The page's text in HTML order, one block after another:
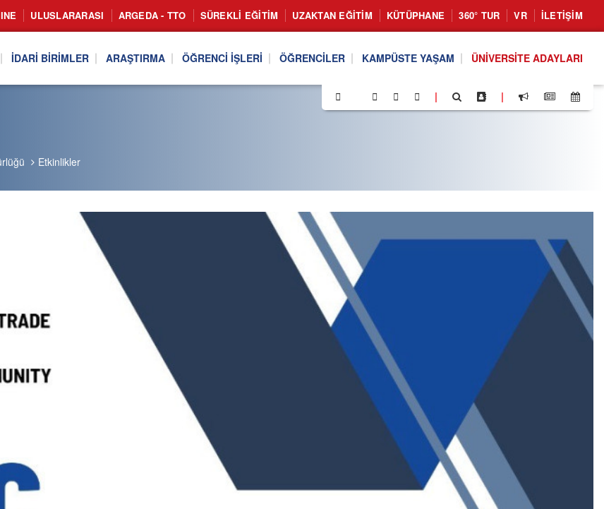
ULUSLARARASI ARGEDA - TTO SÜREKLI EĞITIM UZAKTAN EĞITIM KÜTÜPHANE 360° TUR VR İLETIŞIM
İDARI BIRIMLER ARAŞTIRMA ÖĞRENCI İŞLERI ÖĞRENCILER KAMPÜSTE YAŞAM ÜNIVERSITE ADAYLARI
| |
Etkinlikler